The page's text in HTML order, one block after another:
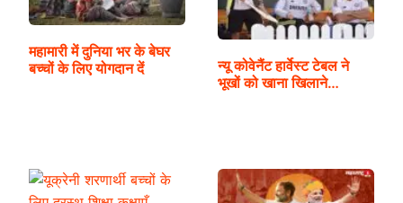
महामारी में दुनिया भर के बेघर
बच्चों के लिए योगदान दें
न्यू कोवेनैंट हार्वेस्ट टेबल ने
भूखों को खाना खिलाने…